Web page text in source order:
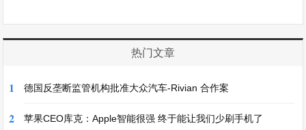
热门文章
1 德国反垄断监管机构批准大众汽车-Rivian 合作案
2 苹果CEO库克：Apple智能很强 终于能让我们少刷手机了